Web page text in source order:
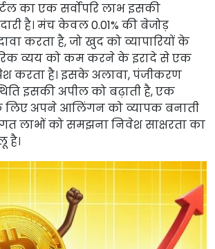
का एक सर्वोपरि लाभ इसकी
है। मंच केवल 0.01% की बेजोड़
करता है, जो खुद को व्यापारियों के
व्यय को कम करने के इरादे से एक
करता है। इसके अलावा, पंजीकरण
इसकी अपील को बढ़ाती है, एक
लिए अपने आलिंगन को व्यापक बनाती
लाभों को समझना निवेश साक्षरता का
है।